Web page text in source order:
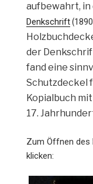
aufbewahrt,
Denkschrift(
der
fand eine
Schutzdeckel
Kopialbuch
17.
Zum Öffnen des
klicken: